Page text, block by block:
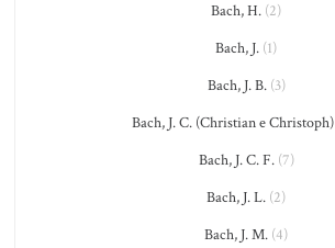
Bach, H. (2)
Bach, J. (1)
Bach, J. B.(3)
Bach, J. C. (Christian e Christoph)
Bach, J. C. F.(7)
Bach, J. L. (2)
Bach, J. M. (4)